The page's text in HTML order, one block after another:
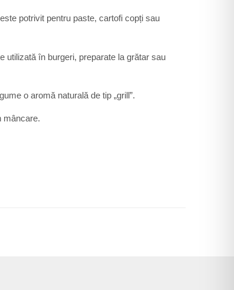
potrivit pentru paste, cartofi copți sau
utilizată în burgeri, preparate la grătar sau
o aromă naturală de tip „grill”.
mâncare.